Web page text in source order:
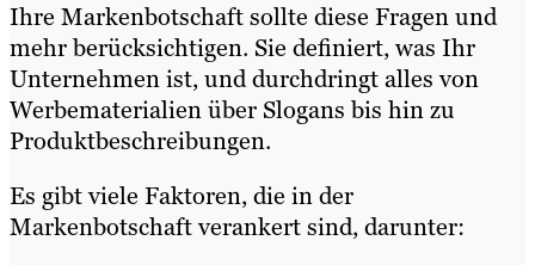
Ihre Markenbotschaft sollte diese Fragen und
mehr berücksichtigen. Sie definiert, was Ihr
Unternehmen ist, und durchdringt alles von
Werbematerialien über Slogans bis hin zu
Produktbeschreibungen.
Es gibt viele Faktoren, die in der
Markenbotschaft verankert sind, darunter: